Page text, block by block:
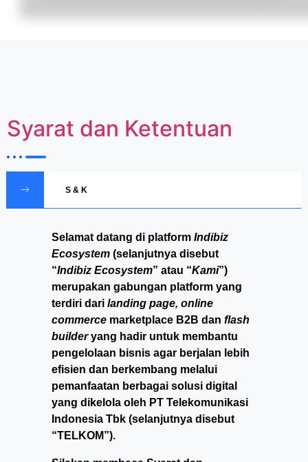
Syarat dan Ketentuan
S & K
Selamat datang di platform Indibiz
Ecosystem (selanjutnya disebut
“Indibiz Ecosystem” atau “Kami”)
merupakan gabungan platform yang
terdiri dari landing page, online
commerce marketplace B2B dan flash
builderyang hadir untuk membantu
pengelolaan bisnis agar berjalan lebih
efisien dan berkembang melalui
pemanfaatan berbagai solusi digital
yang dikelola oleh PT Telekomunikasi
Indonesia Tbk (selanjutnya disebut
“TELKOM”).